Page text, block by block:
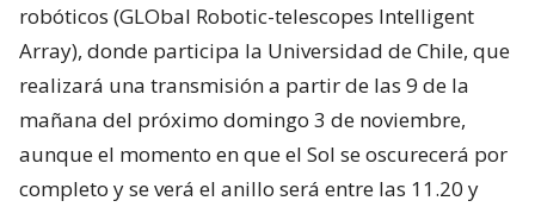
robóticos (GLObal Robotic-telescopes Intelligent
Array), donde participa la Universidad de Chile, que
realizará una transmisión a partir de las 9 de la
mañana del próximo domingo 3 de noviembre,
aunque el momento en que el Sol se oscurecerá por
completo y se verá el anillo será entre las 11.20 y